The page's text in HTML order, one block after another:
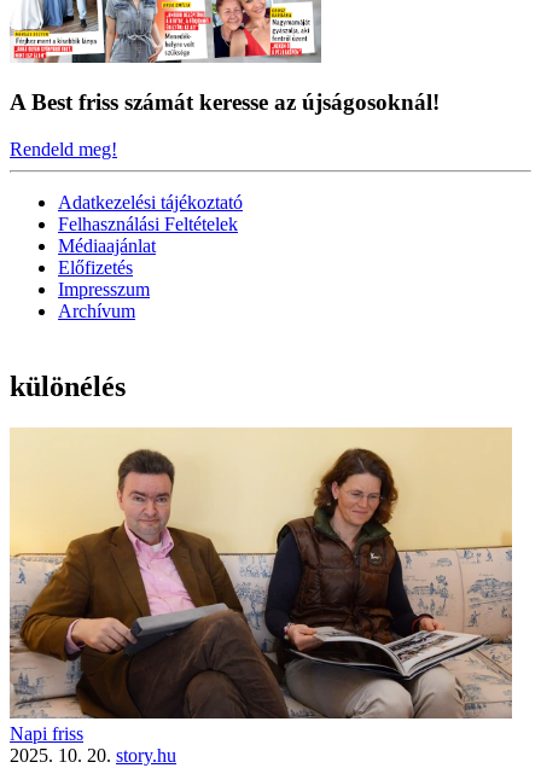
A Best friss számát keresse az újságosoknál!
Rendeld meg!
Adatkezelési tájékoztató
Felhasználási Feltételek
Médiaajánlat
Előfizetés
Impresszum
Archívum
különélés
Napi friss
2025. 10. 20. story.hu